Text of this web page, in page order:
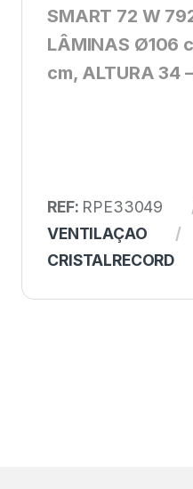
SMART 72 W
LÂMINAS Ø106
cm, ALTURA 34
REF: RPE33049
VENTILAÇAO
CRISTALRECORD